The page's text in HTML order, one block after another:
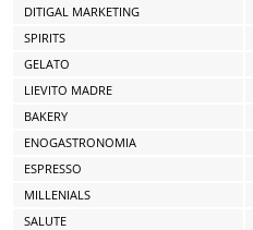
DITIGAL MARKETING
SPIRITS
GELATO
LIEVITO MADRE
BAKERY
ENOGASTRONOMIA
ESPRESSO
MILLENIALS
SALUTE